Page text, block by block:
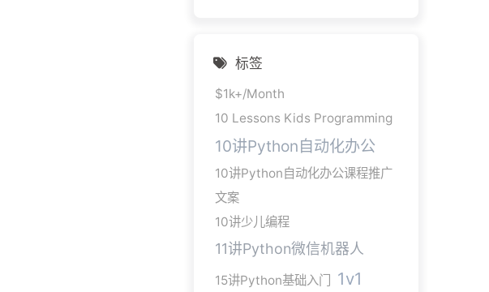
标签
$1k+/Month
10 Lessons Kids Programming
10讲Python自动化办公
10讲Python自动化办公课程推广
文案
10讲少儿编程
11讲Python微信机器人
15讲Python基础入门 1v1